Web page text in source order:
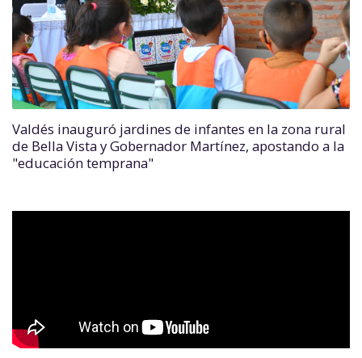
Valdés inauguró jardines de infantes en la zona rural
de Bella Vista y Gobernador Martínez, apostando a la
"educación temprana"